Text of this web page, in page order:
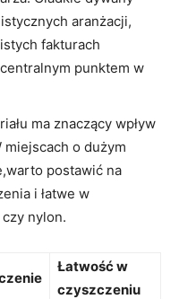
aranżacji,
fakturach
punktem w
ma ⁤znaczący‌ wpływ
miejscach o⁤ dużym
postawić ‌na
i ​łatwe ‌w
nylon.
Łatwość w
czyszczeniu